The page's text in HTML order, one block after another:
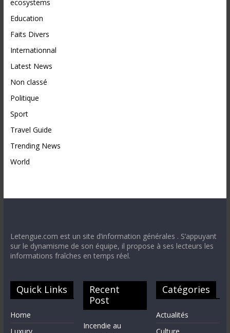
ecosystems
Education
Faits Divers
Internationnal
Latest News
Non classé
Politique
Sport
Travel Guide
Trending News
World
Letengue.com est un site d’information générales . S’appuyant
sur le dynamisme de son équipe, il propose à ses lecteurs les
informations fraîches en temps réel.
Quick Links
Home
Recent
Post
Incendie au
Catégories
Actualités